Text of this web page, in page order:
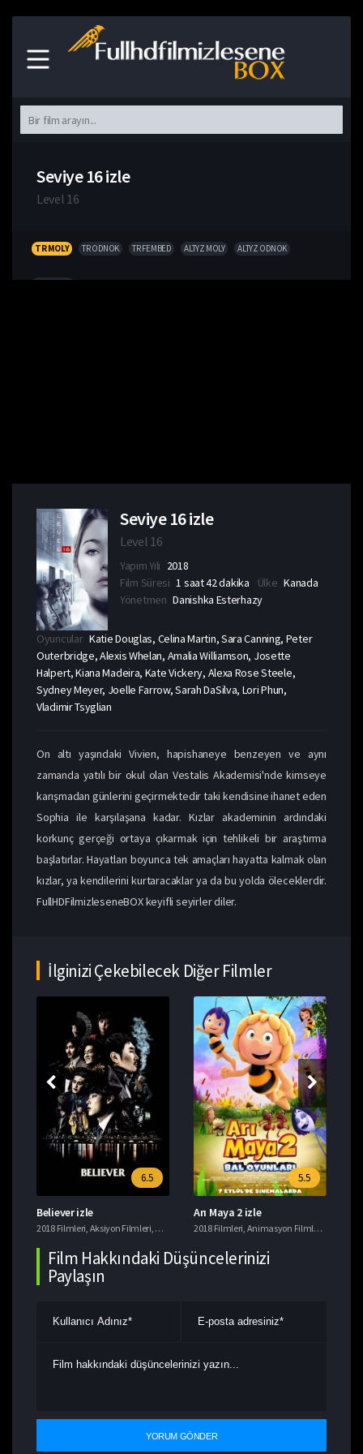
Seviye 16 izle
Level 16
TR MOLY TR ODNOK TR FEMBED ALTYZ MOLY ALTYZ ODNOK
Seviye 16 izle
Level 16
Yapım Yılı 2018
Film Süresi 1 saat 42 dakika Ülke Kanada
Yönetmen Danishka Esterhazy
Oyuncular Katie Douglas, Celina Martin, Sara Canning, Peter
Outerbridge, Alexis Whelan, Amalia Williamson, Josette
Halpert, Kiana Madeira, Kate Vickery, Alexa Rose Steele,
Sydney Meyer, Joelle Farrow, Sarah DaSilva, Lori Phun,
Vladimir Tsyglian
On altı yaşındaki Vivien, hapishaneye benzeyen ve aynı
zamanda yatılı bir okul olan Vestalis Akademisi'nde kimseye
karışmadan günlerini geçirmektedir taki kendisine ihanet eden
Sophia ile karşılaşana kadar. Kızlar akademinin ardındaki
korkunç gerçeği ortaya çıkarmak için tehlikeli bir araştırma
başlatırlar. Hayatları boyunca tek amaçları hayatta kalmak olan
kızlar, ya kendilerini kurtaracaklar ya da bu yolda öleceklerdir.
FullHDFilmizleseneBOX keyifli seyirler diler.
İlginizi Çekebilecek Diğer Filmler
, Tavsiye Filmler
6.5
Believer izle
2018 Filmleri Aksiyon Filmleri Gerilim Filmleri,Suç Filmleri
5.5
Arı Maya 2 izle
2018 Filmleri Animasyon Filmleri
Film Hakkındaki Düşüncelerinizi
Paylaşın